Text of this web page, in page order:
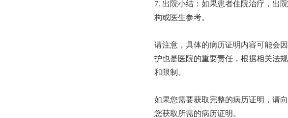
7. 出院小结：如果患者住院治疗，出
构或医生参考。
请注意，具体的病历证明内容可能会
护也是医院的重要责任，根据相关法
和限制。
如果您需要获取完整的病历证明，请
您获取所需的病历证明。